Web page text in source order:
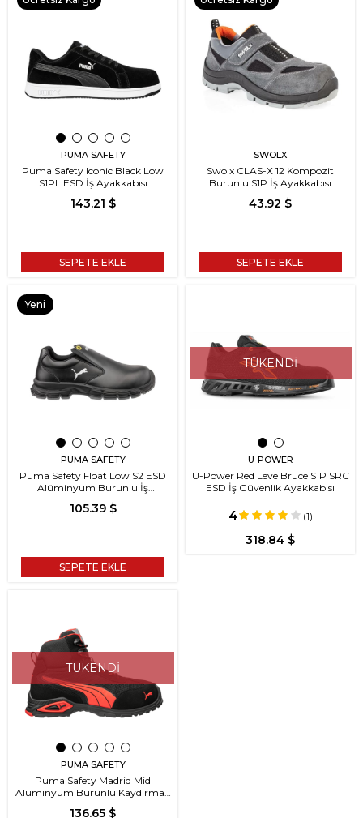
PUMA SAFETY
Puma Safety Iconic Black Low
S1PL ESD İş Ayakkabısı
143.21 $
SEPETE EKLE
SWOLX
Swolx CLAS-X 12 Kompozit
Burunlu S1P İş Ayakkabısı
43.92 $
SEPETE EKLE
PUMA SAFETY
Puma Safety Float Low S2 ESD
Alüminyum Burunlu İş
Ayakkabısı
105.39 $
SEPETE EKLE
Yeni
TÜKENDI
U-POWER
U-Power Red Leve Bruce S1P SRC
ESD İş Güvenlik Ayakkabısı
4 (1)
318.84 $
TÜKENDI
PUMA SAFETY
Puma Safety Madrid Mid
Alüminyum Burunlu Kaydırmaz
Tabanlı İş S1 PL FO SR Bilek
136.65 $